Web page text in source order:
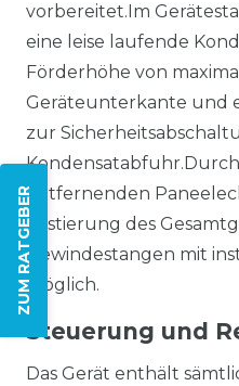
ZUM RATGEBER
vorbereitet.Im
eine leise laufende
Förderhöhe von
Geräteunterkante und
zur
entfernenden
Justierung des
Gewindestangen mit
möglich.
Steuerung und
Das Gerät enthält